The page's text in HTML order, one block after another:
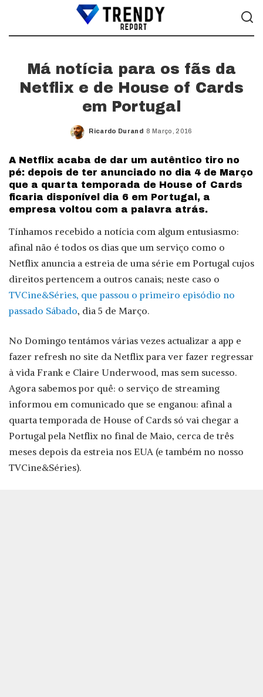
Má notícia para os fãs da
Netflix e de House of Cards
em Portugal
Posted
Ricardo Durand 8 Março, 2016
A Netflix acaba de dar um autêntico tiro no
pé: depois de ter anunciado no dia 4 de Março
que a quarta temporada de House of Cards
ficaria disponível dia 6 em Portugal, a
empresa voltou com a palavra atrás.
Tínhamos recebido a notícia com algum entusiasmo:
afinal não é todos os dias que um serviço como o
Netflix anuncia a estreia de uma série em Portugal cujos
direitos pertencem a outros canais; neste caso o
TVCine&Séries, que passou o primeiro episódio no
passado Sábado, dia 5 de Março.
No Domingo tentámos várias vezes actualizar a app e
fazer refresh no site da Netflix para ver fazer regressar
à vida Frank e Claire Underwood, mas sem sucesso.
Agora sabemos por quê: o serviço de streaming
informou em comunicado que se enganou: afinal a
quarta temporada de House of Cards só vai chegar a
Portugal pela Netflix no final de Maio, cerca de três
meses depois da estreia nos EUA (e também no nosso
TVCine&Séries).